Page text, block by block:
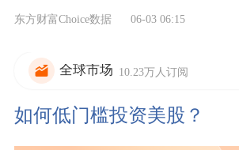
东方财富Choice数据 06-03 06:15
全球市场 10.23万人订阅
如何低门槛投资美股？